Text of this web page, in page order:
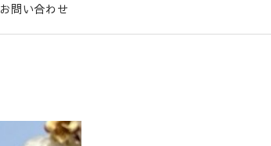
お問い合わせ